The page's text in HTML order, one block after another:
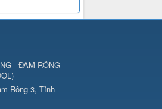
- ĐAM RÔNG
)
Rông 3, Tỉnh